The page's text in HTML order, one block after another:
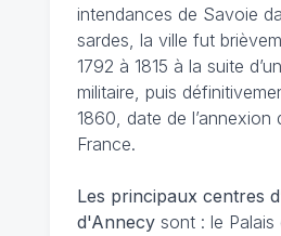
intendances de Savoie
sardes, la ville fut
1792 à 1815 à la suite
militaire, puis
1860, date de l’annexion
France.
Les principaux centres
d'Annecysont : le Palais